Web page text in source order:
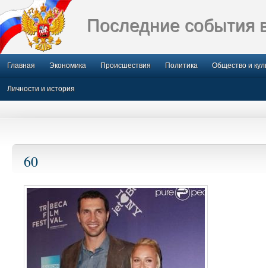
Последние события
Главная Экономика Происшествия Политика Общество и
Личности и история
60